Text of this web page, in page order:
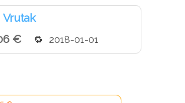
Vrutak
€
2018-01-01